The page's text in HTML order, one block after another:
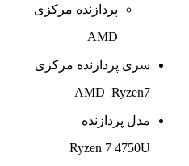
پردازنده مرکزی
AMD
سری پردازنده مرکزی
AMD_Ryzen7
مدل پردازنده
Ryzen 7 4750U